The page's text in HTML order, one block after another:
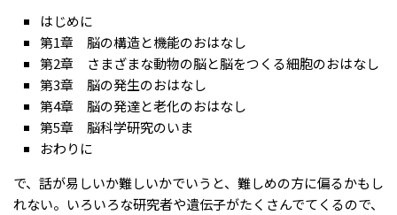
はじめに
第1章 脳の構造と機能のおはなし
第2章 さまざまな動物の脳と脳をつくる細胞のおはなし
第3章 脳の発生のおはなし
第4章 脳の発達と老化のおはなし
第5章 脳科学研究のいま
おわりに
で、話が易しいか難しいかでいうと、難しめの方に偏るかもし
れない。いろいろな研究者や遺伝子がたくさんでてくるので、